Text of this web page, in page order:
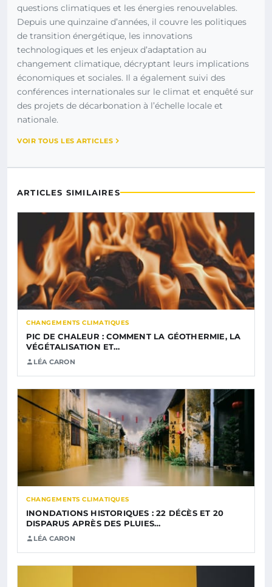
questions climatiques et les énergies renouvelables.
Depuis une quinzaine d’années, il couvre les politiques
de transition énergétique, les innovations
technologiques et les enjeux d’adaptation au
changement climatique, décryptant leurs implications
économiques et sociales. Il a également suivi des
conférences internationales sur le climat et enquêté sur
des projets de décarbonation à l’échelle locale et
nationale.
VOIR TOUS LES ARTICLES
ARTICLES SIMILAIRES
CHANGEMENTS CLIMATIQUES
PIC DE CHALEUR : COMMENT LA GÉOTHERMIE, LA
VÉGÉTALISATION ET…
LÉA CARON
CHANGEMENTS CLIMATIQUES
INONDATIONS HISTORIQUES : 22 DÉCÈS ET 20
DISPARUS APRÈS DES PLUIES…
LÉA CARON